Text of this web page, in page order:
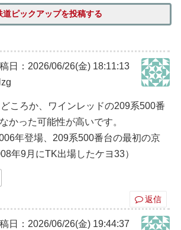
道ピックアップを投稿する
日：2026/06/26(金) 18:11:13
ころか、ワインレッドの209系500番
かった可能性が高いです。
年登場、209系500番台の最初の京
年9月にTK出場したケヨ33）
返信
日：2026/06/26(金) 19:44:37